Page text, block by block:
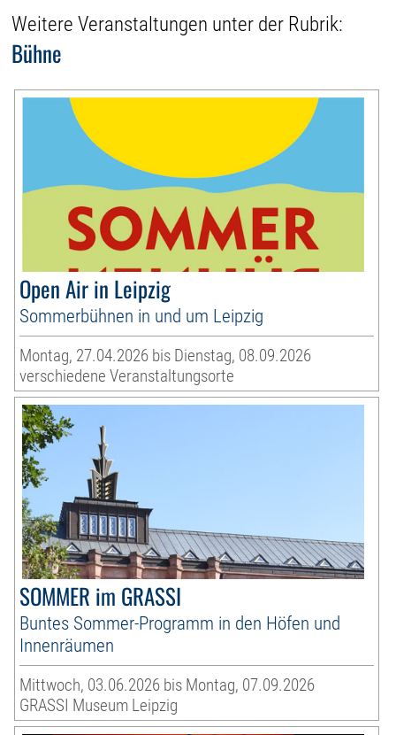
Weitere Veranstaltungen unter der Rubrik:
Bühne
Open Air in Leipzig
Sommerbühnen in und um Leipzig
Montag, 27.04.2026 bis Dienstag, 08.09.2026
verschiedene Veranstaltungsorte
SOMMER im GRASSI
Buntes Sommer-Programm in den Höfen und
Innenräumen
Mittwoch, 03.06.2026 bis Montag, 07.09.2026
GRASSI Museum Leipzig